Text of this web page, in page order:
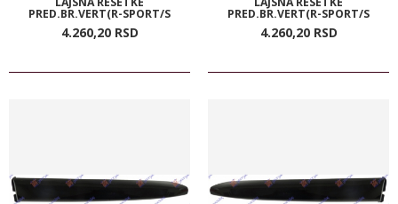
PRED.BR.VERT(R-SPORT/S
4.260,20 RSD
PRED.BR.VERT(R-SPORT/S
4.260,20 RSD